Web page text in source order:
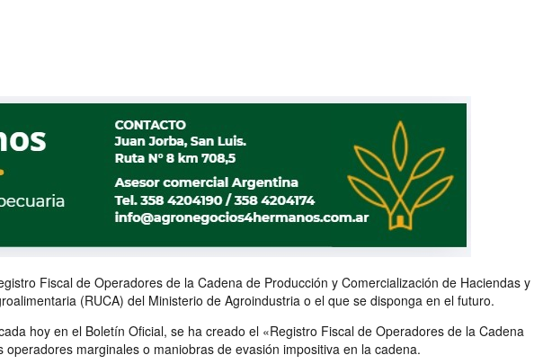
Fiscal de Operadores de la Cadena de Producción y Comercialización de Haciendas y
(RUCA) del Ministerio de Agroindustria o el que se disponga en el futuro.
hoy en el Boletín Oficial, se ha creado el «Registro Fiscal de Operadores de la Cadena
marginales o maniobras de evasión impositiva en la cadena.